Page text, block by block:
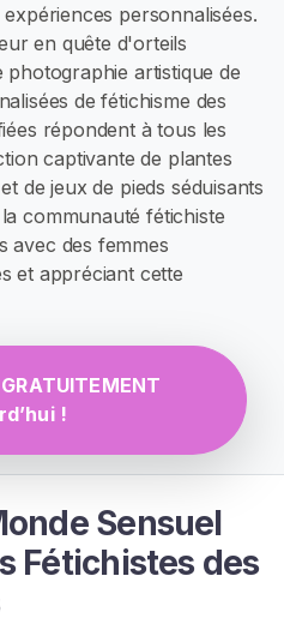
personnalisées.
en quête d'orteils
artistique de
de fétichisme des
répondent à tous les
captivante de plantes
de jeux de pieds séduisants
communauté fétichiste
avec des femmes
et appréciant cette
!
Sensuel
Fétichistes des